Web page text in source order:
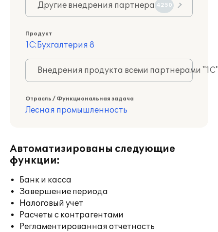
Другие внедрения партнера 4250
Продукт
1С:Бухгалтерия 8
Внедрения продукта всеми партнерами
Отрасль / Функциональная задача
Лесная промышленность
Автоматизированы следующие
функции:
Банк и касса
Завершение периода
Налоговый учет
Расчеты с контрагентами
Регламентированная отчетность